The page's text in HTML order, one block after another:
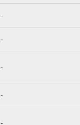
-
-
-
-
-